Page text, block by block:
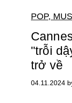
POP,
"trỗi
trở về
04.11.2024